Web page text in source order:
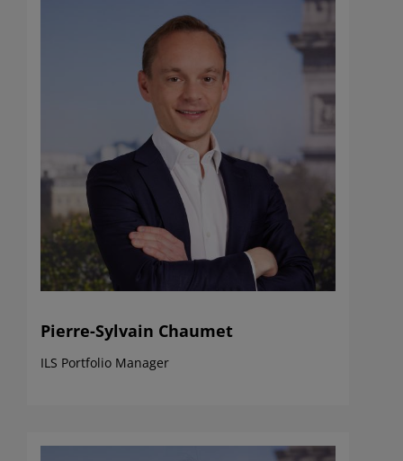
Pierre-Sylvain Chaumet
ILS Portfolio Manager